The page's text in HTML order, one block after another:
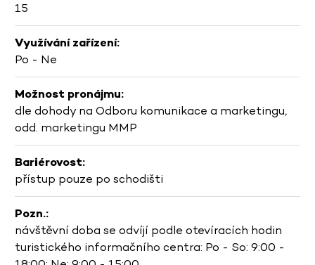
15
Využívání zařízení:
Po - Ne
Možnost pronájmu:
dle dohody na Odboru komunikace a marketingu,
odd. marketingu MMP
Bariérovost:
přístup pouze po schodišti
Pozn.:
návštěvní doba se odvíjí podle otevíracích hodin
turistického informačního centra: Po - So: 9:00 -